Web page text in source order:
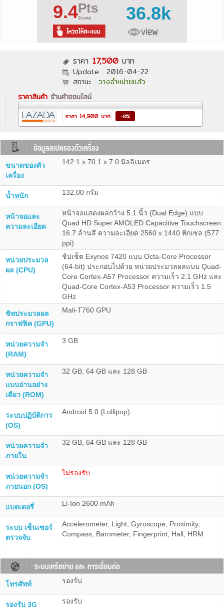
9.4Pts
2vote 36.8k
ราคา 17,500 บาท
Update : 2016-04-22
สถานะ : วางจำหน่ายแล้ว
ราคาสินค้า ร้านค้าออนไลน์
ราคา 14,900 บาท -0%
ขนาดของตัว
เครื่อง
142.1 x 70.1 x 7.0 มิลลิเมตร
น้ำหนัก 132.00 กรัม
หน้าจอและ
ความละเอียด
หน้าจอแสดงผลกว้าง 5.1 นิ้ว (Dual Edge) แบบ
Quad HD Super AMOLED Capacitive Touchscreen
16.7 ล้านสี ความละเอียด 2560 x 1440 พิกเซล (577
ppi)
หน่วยประมวล
ผล (CPU)
ชิปเซ็ต Exynos 7420 แบบ Octa-Core Processor
(64-bit) ประกอบไปด้วย หน่วยประมวลผลแบบ Quad-
Core Cortex-A57 Processor ความเร็ว 2.1 GHz และ
Quad-Core Cortex-A53 Processor ความเร็ว 1.5
GHz
ชิพประมวลผล
กราฟฟิค (GPU)
Mali-T760 GPU
หน่วยความจำ
(RAM)
3 GB
หน่วยความจำ
แบบอ่านอย่าง
เดียว (ROM)
32 GB, 64 GB และ 128 GB
ระบบปฏิบัติการ
(OS)
Android 5.0 (Lollipop)
หน่วยความจำ
ภายใน
32 GB, 64 GB และ 128 GB
หน่วยความจำ
ภายนอก (OS)
ไม่รองรับ
แบตเตอรี่ Li-Ion 2600 mAh
ระบบ เซ็นเซอร์
ตรวจจับ
Accelerometer, Light, Gyroscope, Proximity,
Compass, Barometer, Fingerprint, Hall, HRM
โทรศัพท์ รองรับ
รองรับ 3G รองรับ